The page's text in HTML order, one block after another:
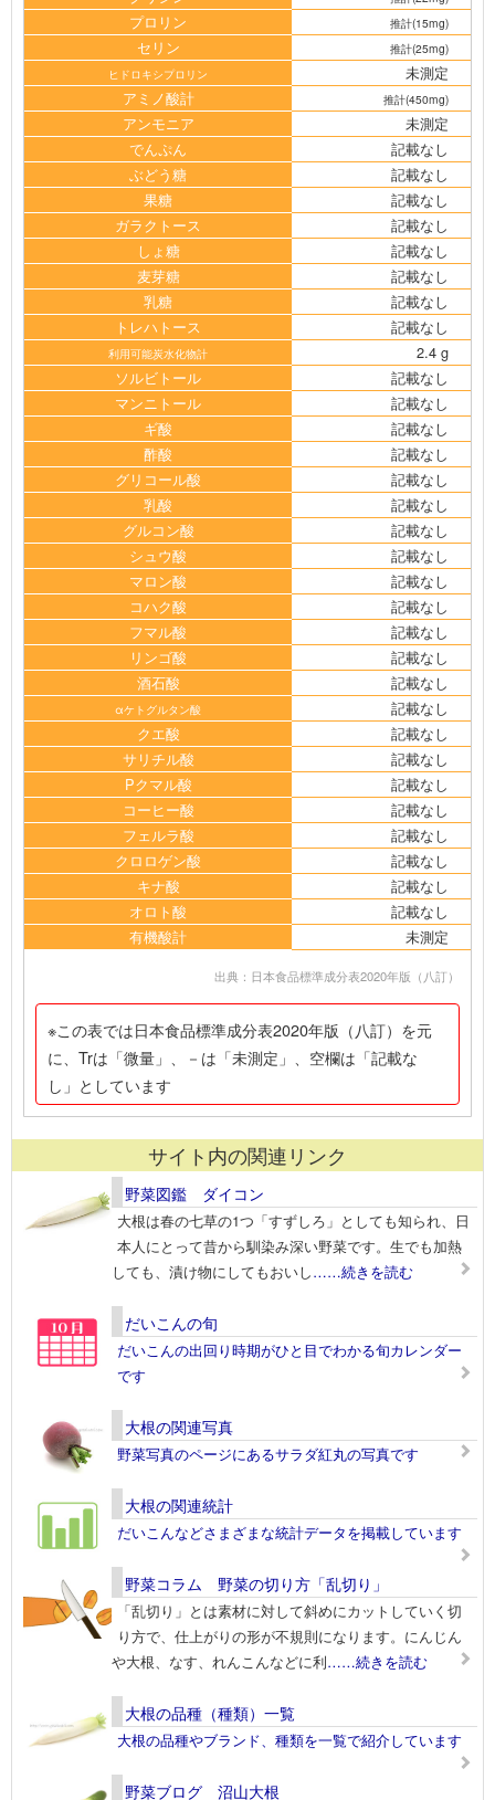
プロリン 推計(15mg)
セリン
推計(25mg)
ヒドロキシプロリン
未測定
アミノ酸計
推計(450mg)
アンモニア
未測定
でんぷん
記載なし
ぶどう糖
記載なし
果糖
記載なし
ガラクトース
記載なし
しょ糖
記載なし
麦芽糖
記載なし
乳糖
記載なし
トレハトース
記載なし
利用可能炭水化物計
2.4 g
ソルビトール
記載なし
マンニトール
記載なし
ギ酸
記載なし
酢酸
記載なし
グリコール酸
記載なし
乳酸
記載なし
グルコン酸
記載なし
シュウ酸
記載なし
マロン酸
記載なし
コハク酸
記載なし
フマル酸
記載なし
リンゴ酸
記載なし
酒石酸
記載なし
αケトグルタン酸
記載なし
クエ酸
記載なし
サリチル酸
記載なし
Pクマル酸
記載なし
コーヒー酸
記載なし
フェルラ酸
記載なし
クロロゲン酸
記載なし
キナ酸
記載なし
オロト酸
記載なし
有機酸計
未測定
出典：日本食品標準成分表2020年版（八訂）
※この表では日本食品標準成分表2020年版（八訂）を元
に、Trは「微量」、－は「未測定」、空欄は「記載な
し」としています
サイト内の関連リンク
野菜図鑑 ダイコン
大根は春の七草の1つ「すずしろ」としても知られ、日
本人にとって昔から馴染み深い野菜です。生でも加熱
しても、漬け物にしてもおいし……続きを読む
だいこんの旬
だいこんの出回り時期がひと目でわかる旬カレンダー
です
大根の関連写真
野菜写真のページにあるサラダ紅丸の写真です
大根の関連統計
だいこんなどさまざまな統計データを掲載しています
野菜コラム 野菜の切り方「乱切り」
「乱切り」とは素材に対して斜めにカットしていく切
り方で、仕上がりの形が不規則になります。にんじん
や大根、なす、れんこんなどに利……続きを読む
大根の品種（種類）一覧
大根の品種やブランド、種類を一覧で紹介しています
野菜ブログ 沼山大根